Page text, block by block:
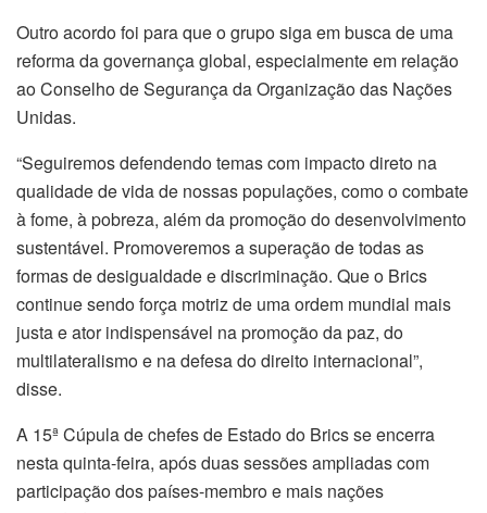
Outro acordo foi para que o grupo siga em busca de uma
reforma da governança global, especialmente em relação
ao Conselho de Segurança da Organização das Nações
Unidas.
“Seguiremos defendendo temas com impacto direto na
qualidade de vida de nossas populações, como o combate
à fome, à pobreza, além da promoção do desenvolvimento
sustentável. Promoveremos a superação de todas as
formas de desigualdade e discriminação. Que o Brics
continue sendo força motriz de uma ordem mundial mais
justa e ator indispensável na promoção da paz, do
multilateralismo e na defesa do direito internacional”,
disse.
A 15ª Cúpula de chefes de Estado do Brics se encerra
nesta quinta-feira, após duas sessões ampliadas com
participação dos países-membro e mais nações